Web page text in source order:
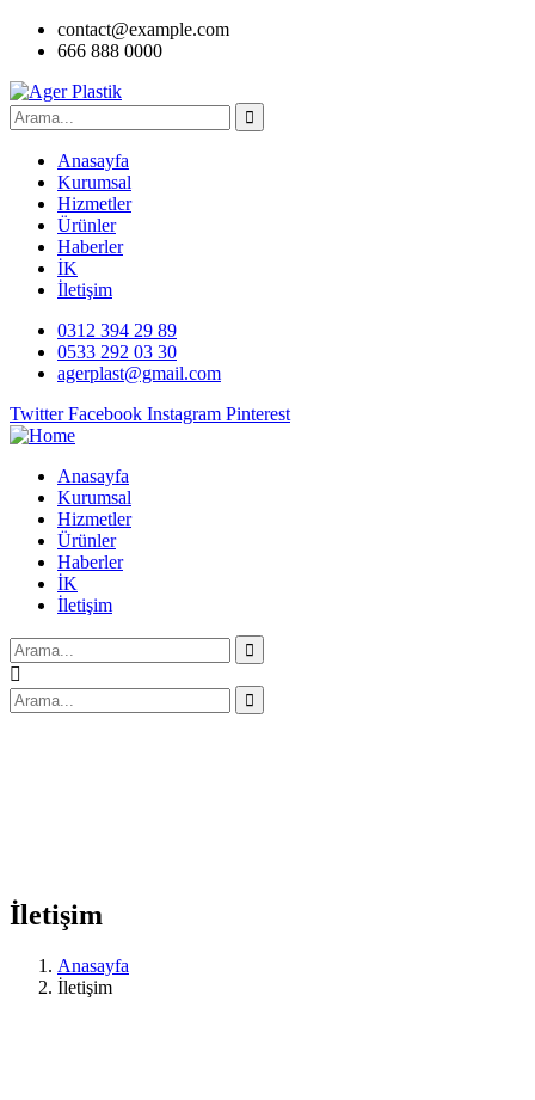
contact@example.com
666 888 0000
Anasayfa
Kurumsal
Hizmetler
Ürünler
Haberler
İK
İletişim
0312 394 29 89
0533 292 03 30
agerplast@gmail.com
Twitter Facebook Instagram Pinterest
Anasayfa
Kurumsal
Hizmetler
Ürünler
Haberler
İK
İletişim
İletişim
Anasayfa
İletişim